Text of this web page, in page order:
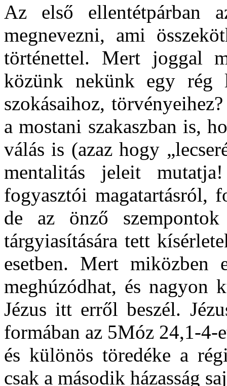
Az első ellentétpárban
megnevezni, ami
történettel. Mert joggal
közünk nekünk egy rég
szokásaihoz,
a mostani szakaszban is,
válás is (azaz hogy
mentalitás jeleit
fogyasztói magatartásról,
de az önző
tárgyiasítására tett
esetben. Mert miközben
meghúzódhat, és nagyon
Jézus itt erről beszél.
formában az 5Móz 24,1-
és különös töredéke a
csak a második házasság